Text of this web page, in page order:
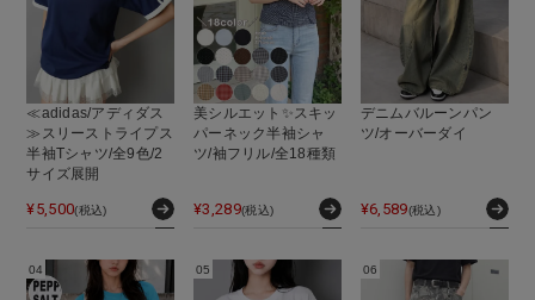
≪adidas/アディダス
≫スリーストライプス
半袖Tシャツ/全9色/2
サイズ展開
¥5,500(税込)
美シルエット✨スキッ
パーネック半袖シャ
ツ/袖フリル/全18種類
¥3,289(税込)
デニムバルーンパン
ツ/オーバーダイ
¥6,589(税込)